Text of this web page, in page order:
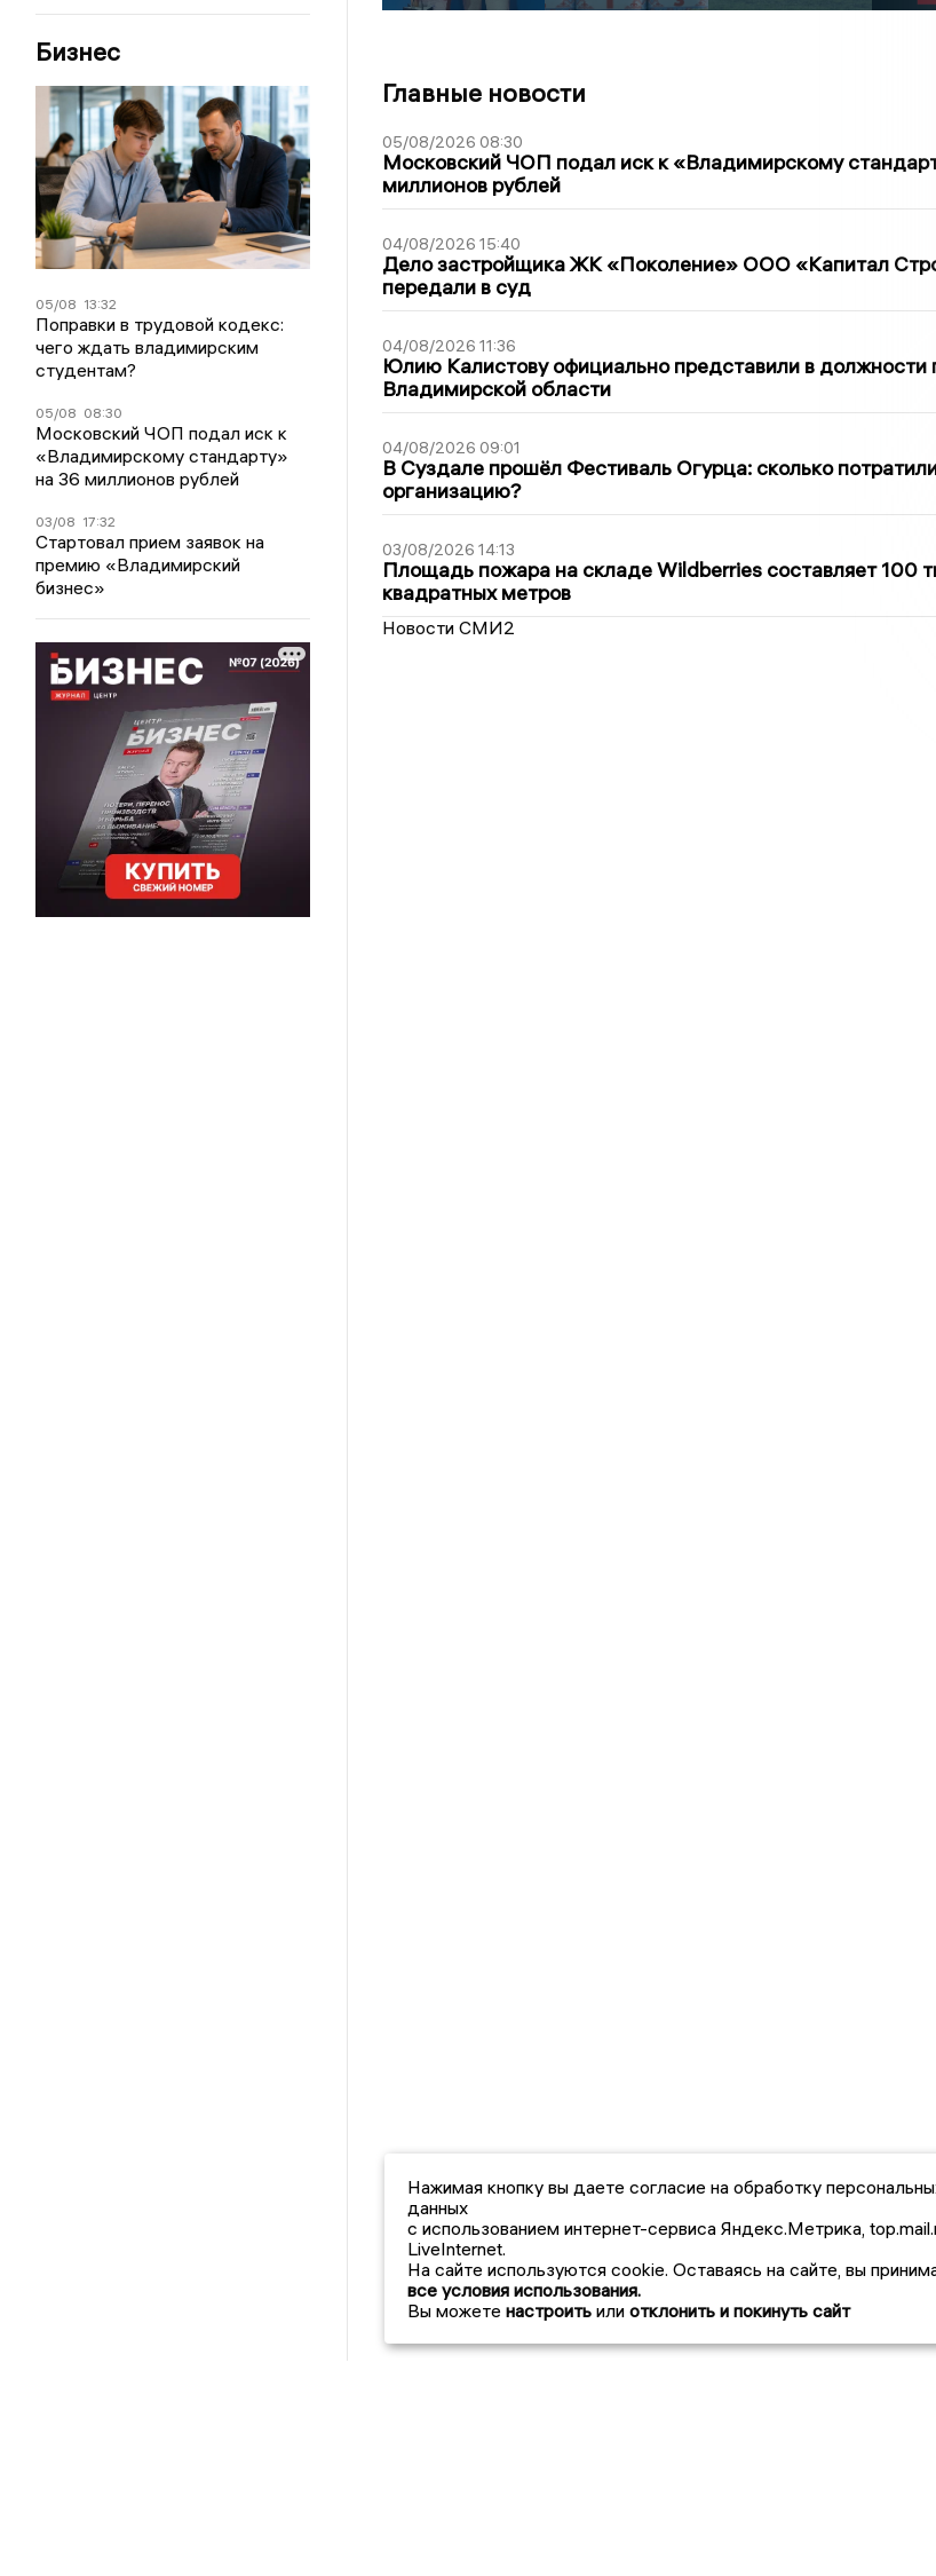
Бизнес
05/08 13:32
Поправки в трудовой кодекс:
чего ждать владимирским
студентам?
05/08 08:30
Московский ЧОП подал иск к
«Владимирскому стандарту»
на 36 миллионов рублей
03/08 17:32
Стартовал прием заявок на
премию «Владимирский
бизнес»
Главные новости
05/08/2026 08:30
Московский ЧОП подал иск к «Владимирскому
миллионов рублей
04/08/2026 15:40
Дело застройщика ЖК «Поколение» ООО «Капитал
передали в суд
04/08/2026 11:36
Юлию Калистову официально представили в должности
Владимирской области
04/08/2026 09:01
В Суздале прошёл Фестиваль Огурца: сколько
организацию?
03/08/2026 14:13
Площадь пожара на складе Wildberries составляет 100
квадратных метров
Новости СМИ2
Нажимая кнопку вы даете согласие на обработку
данных
с использованием интернет-сервиса Яндекс.Метрика,
LiveInternet.
На сайте используются cookie. Оставаясь на сайте, вы
все условия использования.
Вы можете настроить или отклонить и покинуть сайт